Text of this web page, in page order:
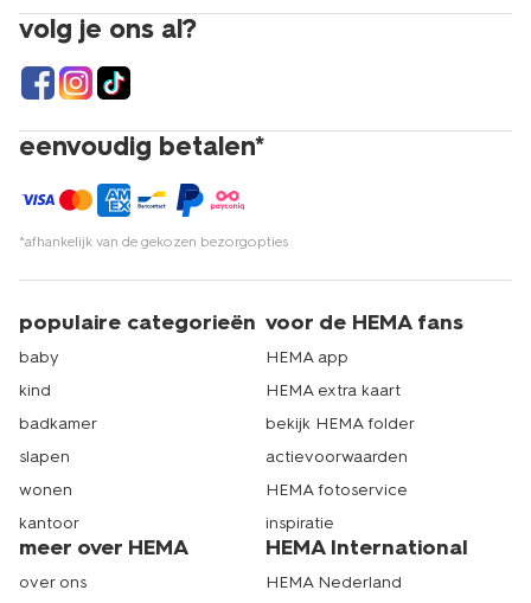
volg je ons al?
eenvoudig betalen*
*afhankelijk van de gekozen bezorgopties
populaire categorieën
baby
kind
badkamer
slapen
wonen
kantoor
voor de HEMA fans
HEMA app
HEMA extra kaart
bekijk HEMA folder
actievoorwaarden
HEMA fotoservice
inspiratie
meer over HEMA
over ons
HEMA International
HEMA Nederland